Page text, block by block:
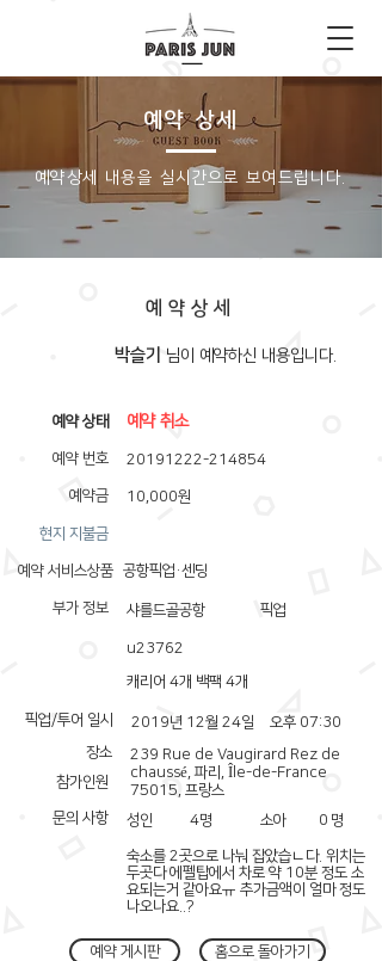
예약 상세
​예약상세 내용을 실시간으로 보여드립니다.
예약상세
박슬기 ​님이 예약하신 내용입니다.
​예약 상태
예약 번호
예약금
​현지 지불금
부가 정보
픽업/투어 일시
장소
참가인원
문의 사항
예약 서비스상품
예약 취소
20191222-214854
10,000원
공항픽업·센딩
샤를드골공항 픽업
u23762
캐리어 4개 백팩 4개
2019년 12월 24일
오후 07:30
239 Rue de Vaugirard Rez de
chaussé, 파리, Île-de-France
75015, 프랑스
성인
4명 소아 0 명
숙소를 2곳으로 나눠 잡았습ㄴ다. 위치는
두곳다 에펠탑에서 차로 약 10분 정도 소
요되는거 같아요ㅠ 추가금액이 얼마 정도
나오나요..?
예약 게시판 홈으로 돌아가기